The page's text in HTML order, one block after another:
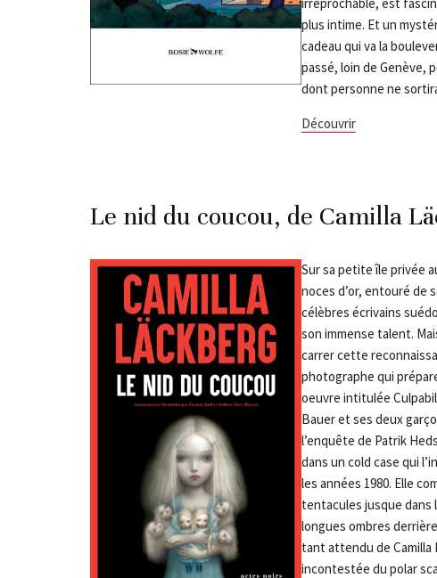
plus intime. Et un
cadeau qui va la
passé, loin de Genève,
dont personne ne
Découvrir
Le nid du coucou, de Camilla
Sur sa petite île privée
noces d’or, entouré de
célèbres écrivains
son immense talent.
carrer cette
photographe qui
oeuvre intitulée
Bauer et ses deux
l’enquête de Patrik
dans un cold case qui
les années 1980. Elle
tentacules jusque dans
longues ombres
tant attendu de Camilla
incontestée du polar